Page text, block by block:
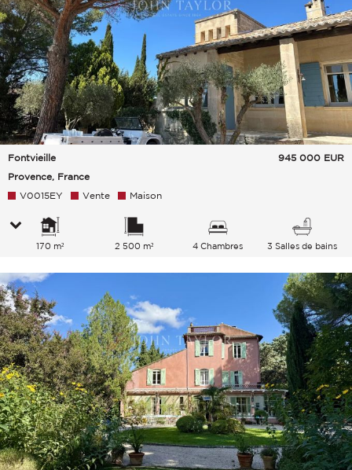
Fontvieille
Provence, France
945 000 EUR
V0015EY Vente Maison
170 m² 2 500 m² 4 Chambres 3 Salles de bains